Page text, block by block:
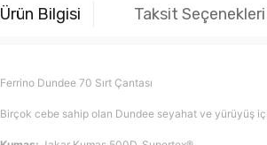
Ürün Bilgisi Taksit Seçenekleri
Ferrino Dundee 70 Sırt Çantası
Birçok cebe sahip olan Dundee seyahat ve yürüyüş